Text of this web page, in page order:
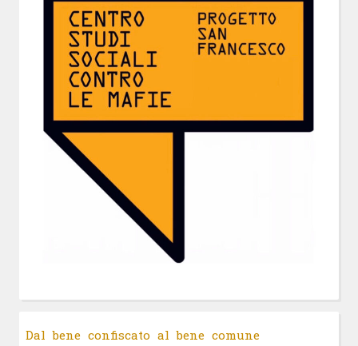
Dal bene confiscato al bene comune